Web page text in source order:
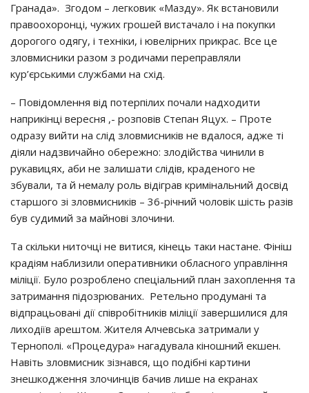
Гранада». Згодом – легковик «Мазду». Як встановили
правоохоронці, чужих грошей вистачало і на покупки
дорогого одягу, і техніки, і ювелірних прикрас. Все це
зловмисники разом з родичами переправляли
кур’єрськими службами на схід.
– Повідомлення від потерпілих почали надходити
наприкінці вересня ,- розповів Степан Яцух. – Проте
одразу вийти на слід зловмисників не вдалося, адже ті
діяли надзвичайно обережно: злодійства чинили в
рукавицях, аби не залишати слідів, краденого не
збували, та й немалу роль відіграв кримінальний досвід
старшого зі зловмисників – 36-річний чоловік шість разів
був судимий за майнові злочини.
Та скільки ниточці не витися, кінець таки настане. Фініш
крадіям наблизили оперативники обласного управління
міліції. Було розроблено спеціальний план захоплення та
затримання підозрюваних. Ретельно продумані та
відпрацьовані дії співробітників міліції завершилися для
лиходіїв арештом. Жителя Алчевська затримали у
Тернополі. «Процедура» нагадувала кіношний екшен.
Навіть зловмисник зізнався, що подібні картини
знешкодження злочинців бачив лише на екранах